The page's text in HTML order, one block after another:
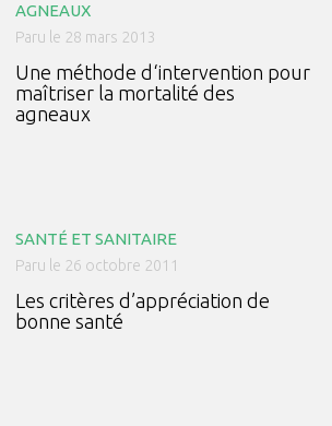
AGNEAUX
Paru le 28 mars 2013
Une méthode d‘intervention pour
maîtriser la mortalité des
agneaux
SANTÉ ET SANITAIRE
Paru le 26 octobre 2011
Les critères d’appréciation de
bonne santé